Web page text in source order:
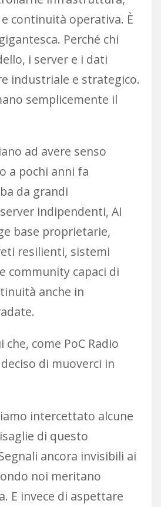
continuità operativa. È
Perché chi
i server e i dati
industriale e strategico.
semplicemente il
ad avere senso
a pochi anni fa
da grandi
indipendenti, AI
base proprietarie,
resilienti, sistemi
community capaci di
anche in
come PoC Radio
di muoverci in
intercettato alcune
di questo
ancora invisibili ai
noi meritano
E invece di aspettare